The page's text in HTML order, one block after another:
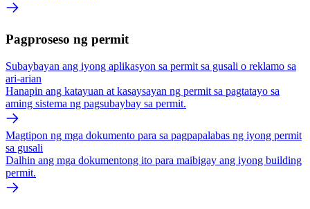
Pagproseso ng permit
Subaybayan ang iyong aplikasyon sa permit sa gusali o reklamo sa
ari-arian
Hanapin ang katayuan at kasaysayan ng permit sa pagtatayo sa
aming sistema ng pagsubaybay sa permit.
Magtipon ng mga dokumento para sa pagpapalabas ng iyong permit
sa gusali
Dalhin ang mga dokumentong ito para maibigay ang iyong building
permit.